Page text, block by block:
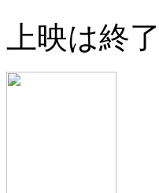
上映は終